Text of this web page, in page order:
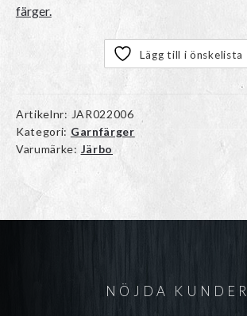
färger.
Lägg till i önskelista
Artikelnr: JAR022006
Kategori: Garnfärger
Varumärke: Järbo
NÖJDA KUNDER